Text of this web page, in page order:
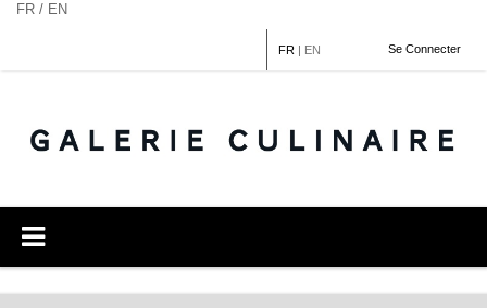
FR / EN
Se Connecter
FR| EN
Panneau de gestion des cookies